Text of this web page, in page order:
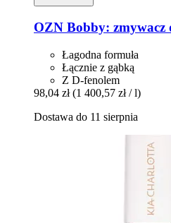
OZN Bobby: zmywacz
Łagodna formuła
Łącznie z gąbką
Z D-fenolem
98,04 zł (1 400,57 zł / l)
Dostawa do 11 sierpnia